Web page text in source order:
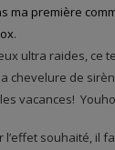
ma première
.
ultra raides, ce
chevelure de
vacances!
l’effet souhaité, il